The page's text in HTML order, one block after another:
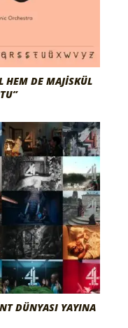
HEM DE MAJISKÜL
DÜNYASI YAYINA